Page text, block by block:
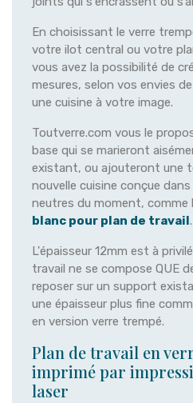
En choisissant le verre
votre ilot central ou votre
vous avez la possibilité de
mesures, selon vos envies
une cuisine à votre image.
Toutverre.com vous le
base qui se marieront
existant, ou ajouteront une
nouvelle cuisine conçue
neutres du moment, comme
blanc pour plan de travail.
L'épaisseur 12mm est à
travail ne se compose QUE
reposer sur un support
une épaisseur plus fine
en version verre trempé.
Plan de travail en
imprimé par
laser